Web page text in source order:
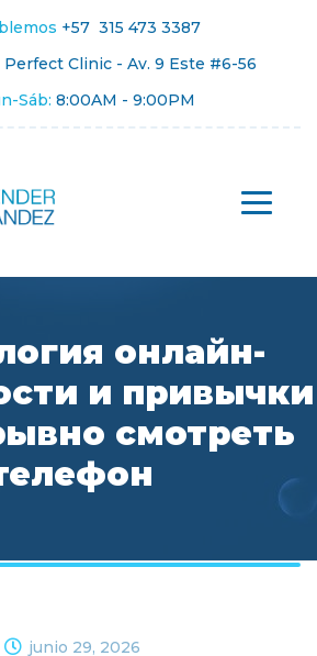
+57 315 473 3387
Perfect Clinic - Av. 9 Este #6-56
Sáb: 8:00AM - 9:00PM
онлайн-
и привычки
смотреть
junio 29, 2026